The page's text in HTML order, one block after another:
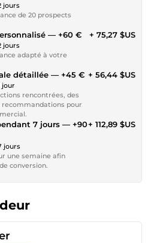
jours
de 20 prospects
— +60 €
jours
adapté à votre
+ 75,27 $US
détaillée — +45 €
jour
rencontrées, des
recommandations pour
+ 56,44 $US
7 jours — +90
jours
une semaine afin
conversion.
+ 112,89 $US